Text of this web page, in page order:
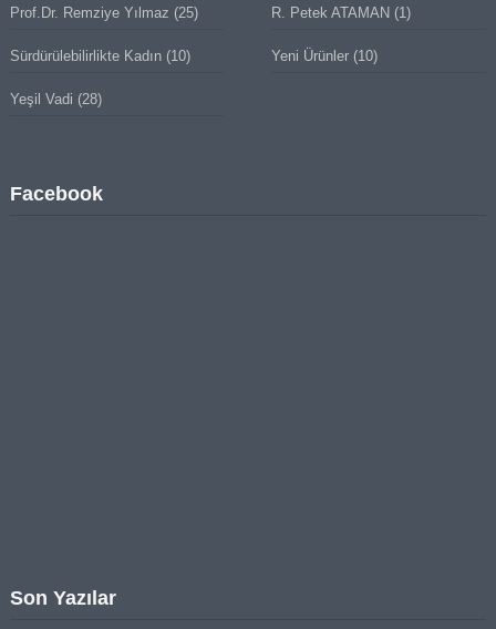
Prof.Dr. Remziye Yılmaz (25) R. Petek ATAMAN (1)
Sürdürülebilirlikte Kadın(10) Yeni Ürünler (10)
Yeşil Vadi (28)
Facebook
Son Yazılar